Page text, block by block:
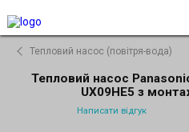
Тепловий насос (повітря-вода)
Тепловий насос
UX09HE5 з
Написати відгук